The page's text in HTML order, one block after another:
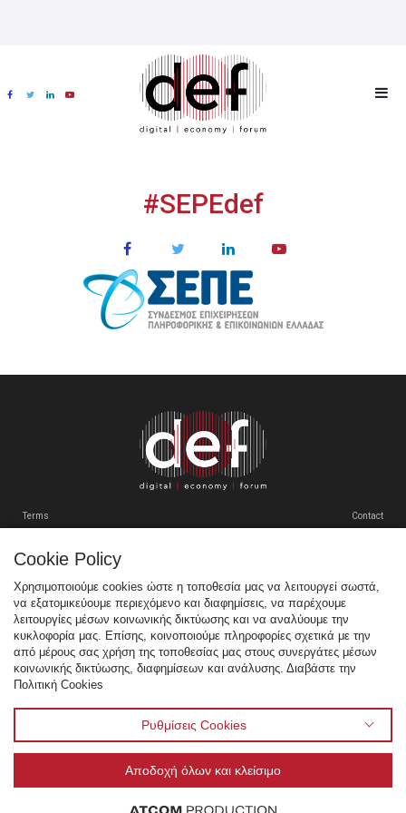
VENUE
ΠΡΟΗΓΟΥΜΕΝΑ ΣΥΝΕΔΡΙΑ
#SEPEdef
Tweets by SEPEgr
Terms Contact
Sitemap
Χορηγοί
Multimedia
Venue
Προηγούμενα Συνέδρια
Cookie Policy
Χρησιμοποιούμε cookies ώστε η τοποθεσία μας να λειτουργεί σωστά,
να εξατομικεύουμε περιεχόμενο και διαφημίσεις, να παρέχουμε
λειτουργίες μέσων κοινωνικής δικτύωσης και να αναλύουμε την
κυκλοφορία μας. Επίσης, κοινοποιούμε πληροφορίες σχετικά με την
από μέρους σας χρήση της τοποθεσίας μας στους συνεργάτες μέσων
κοινωνικής δικτύωσης, διαφημίσεων και ανάλυσης. Διαβάστε την
Πολιτική Cookies
Ρυθμίσεις Cookies
Αποδοχή όλων και κλείσιμο